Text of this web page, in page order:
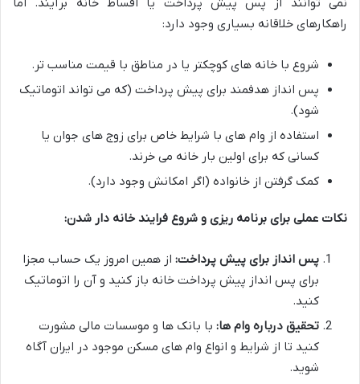
نمی توانند از پس پیش پرداخت یا اقساط خانه برآیند. اما
راهکارهای خلاقانه بسیاری وجود دارد:
شروع با خانه های کوچکتر یا در مناطق با قیمت مناسب تر.
پس انداز هدفمند برای پیش پرداخت (که می تواند اتوماتیک
شود).
استفاده از وام های با شرایط خاص برای زوج های جوان یا
کسانی که برای اولین بار خانه می خرند.
کمک گرفتن از خانواده (اگر امکانش وجود دارد).
نکات عملی برای برنامه ریزی و شروع فرایند خانه دار شدن:
پس انداز برای پیش پرداخت: از همین امروز یک حساب مجزا
برای پس انداز پیش پرداخت خانه باز کنید و آن را اتوماتیک
کنید.
تحقیق درباره وام ها: با بانک ها و موسسات مالی مشورت
کنید تا از شرایط و انواع وام های مسکن موجود در ایران آگاه
شوید.